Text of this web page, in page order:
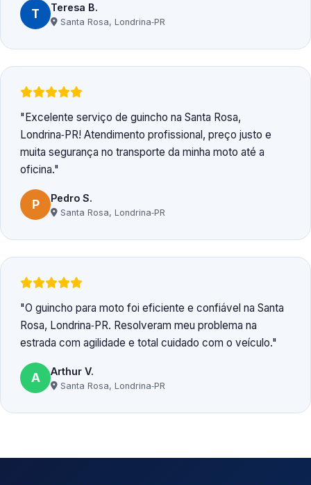
T Teresa B.
Santa Rosa, Londrina‑PR
Excelente serviço de guincho na Santa Rosa,
Londrina‑PR! Atendimento profissional, preço justo e
muita segurança no transporte da minha moto até a
oficina.
P Pedro S.
Santa Rosa, Londrina‑PR
O guincho para moto foi eficiente e confiável na Santa
Rosa, Londrina‑PR. Resolveram meu problema na
estrada com agilidade e total cuidado com o veículo.
A Arthur V.
Santa Rosa, Londrina‑PR